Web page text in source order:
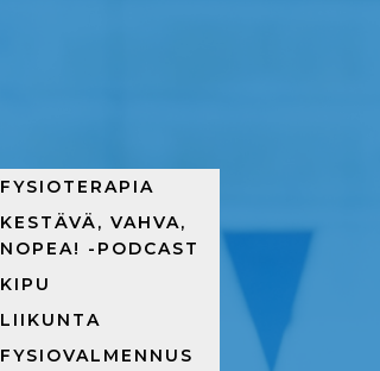
FYSIOTERAPIA
KESTÄVÄ, VAHVA,
NOPEA! -PODCAST
KIPU
LIIKUNTA
FYSIOVALMENNUS